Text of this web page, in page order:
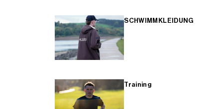
SCHWIMMKLEIDUNG
Training